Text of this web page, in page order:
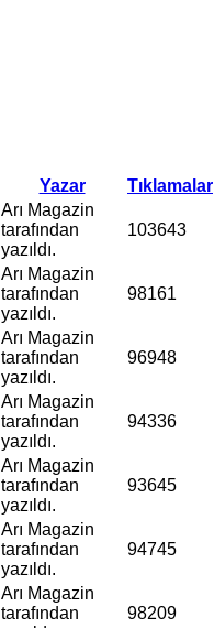
Yazar
Tıklamalar
Arı Magazin
tarafından
yazıldı.
103643
Arı Magazin
tarafından
yazıldı.
98161
Arı Magazin
tarafından
yazıldı.
96948
Arı Magazin
tarafından
yazıldı.
94336
Arı Magazin
tarafından
yazıldı.
93645
Arı Magazin
tarafından
yazıldı.
94745
Arı Magazin
tarafından
98209